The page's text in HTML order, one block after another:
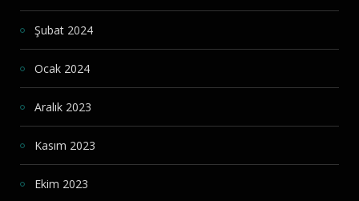
Şubat 2024
Ocak 2024
Aralık 2023
Kasım 2023
Ekim 2023